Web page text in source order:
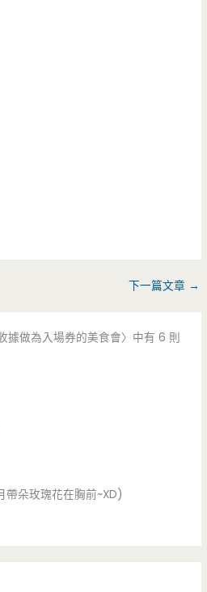
下一篇文章 →
據做為入場券的美食會〉中有 6 則
帶朵玫瑰花在胸前~XD)